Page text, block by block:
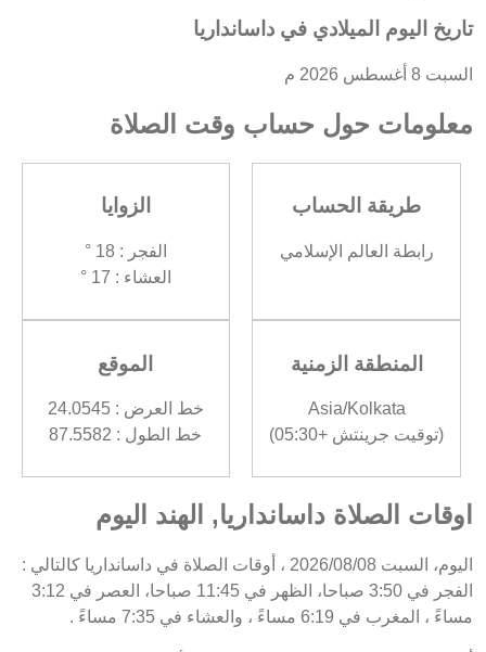
تاريخ اليوم الميلادي في داسانداريا
السبت 8 أغسطس 2026 م
معلومات حول حساب وقت الصلاة
طريقة الحساب
رابطة العالم الإسلامي
الزوايا
الفجر : 18 °
العشاء : 17 °
المنطقة الزمنية
Asia/Kolkata
(توقيت جرينتش +05:30)
الموقع
خط العرض : 24.0545
خط الطول : 87.5582
اوقات الصلاة داسانداريا, الهند اليوم
اليوم، السبت 2026/08/08 ، أوقات الصلاة في داسانداريا كالتالي :
الفجر في 3:50 صباحا، الظهر في 11:45 صباحا، العصر في 3:12
مساءً ، المغرب في 6:19 مساءً ، والعشاء في 7:35 مساءً .